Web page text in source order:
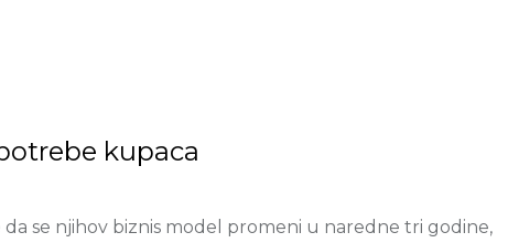
kupaca
se njihov biznis model promeni u naredne tri godine,